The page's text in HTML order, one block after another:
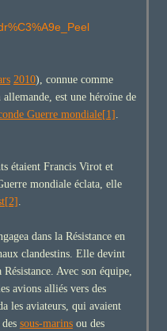
2010), connue comme
est une héroïne de
Guerre mondiale[1] .
étaient Francis Virot et
mondiale éclata, elle
[2] .
dans la Résistance en
clandestins. Elle devint
Avec son équipe,
avions alliés vers des
les aviateurs, qui avaient
sous-marinsou des